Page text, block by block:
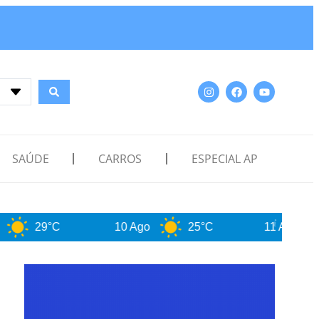
SAÚDE CARROS ESPECIAL AP
10 Ago 25°C 11 Ago 21°C